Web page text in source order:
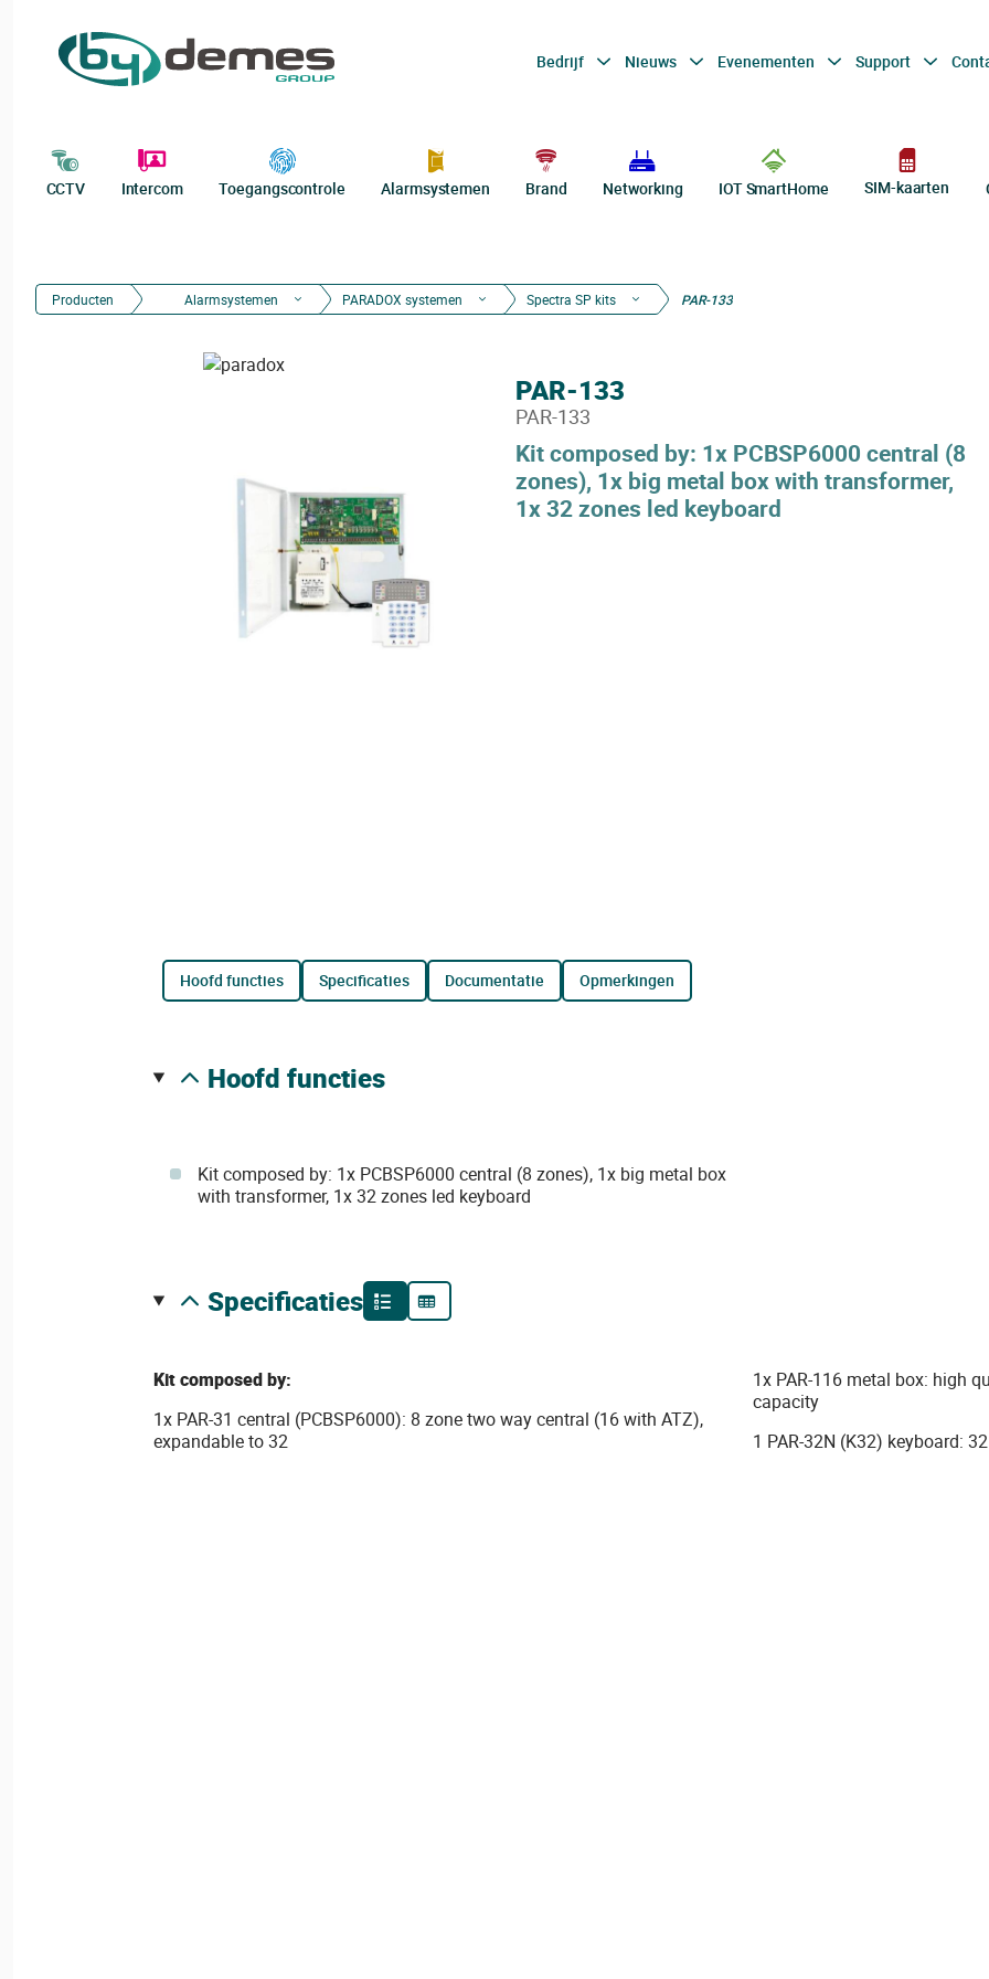
Bedrijf Nieuws Evenementen Support
CCTV Intercom Toegangscontrole Alarmsystemen Brand Networking IOT SmartHome SIM-kaarten
Producten Alarmsystemen PARADOX systemen Spectra SP kits PAR-133
Kit composed by: 1x PCBSP6000 central (8
zones), 1x big metal box with transformer,
1x 32 zones led keyboard
PAR-133
PAR-133
hoofd functies specificaties documentatie opmerkingen
hoofd functies
Kit composed by: 1x PCBSP6000 central (8 zones), 1x big metal box
with transformer, 1x 32 zones led keyboard
specificaties
Kit composed by:
1x PAR-31 central (PCBSP6000): 8 zone two way central (16 with ATZ),
expandable to 32
1x PAR-116 metal box: high
capacity
1 PAR-32N (K32) keyboard: